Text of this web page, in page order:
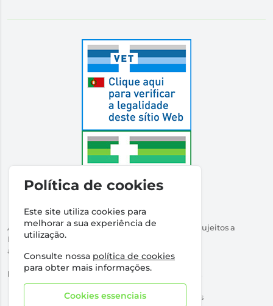
Autorizado a Disponibilizar Medicamentos Não Sujeitos a
Receita Médica
através da Internet pelo Infarmed. I.P.
Direção Técnica:Dr Ricardo Santos
NIPC:
509316760 | Farmácia Santos Salvador, Lda.
©2026 Todos os direitos reservados
Política de cookies
Este site utiliza cookies para
melhorar a sua experiência de
utilização.
Consulte nossa política de cookies
para obter mais informações.
Cookies essenciais